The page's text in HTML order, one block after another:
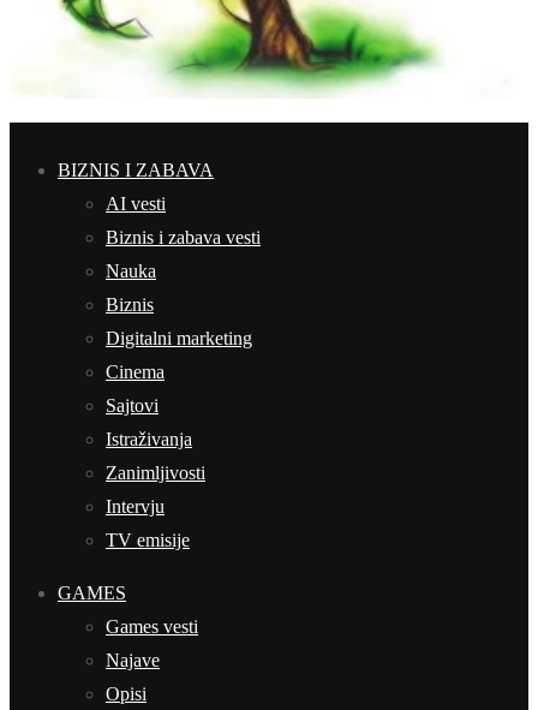
BIZNIS I ZABAVA
AI vesti
Biznis i zabava vesti
Nauka
Biznis
Digitalni marketing
Cinema
Sajtovi
Istraživanja
Zanimljivosti
Intervju
TV emisije
GAMES
Games vesti
Najave
Opisi